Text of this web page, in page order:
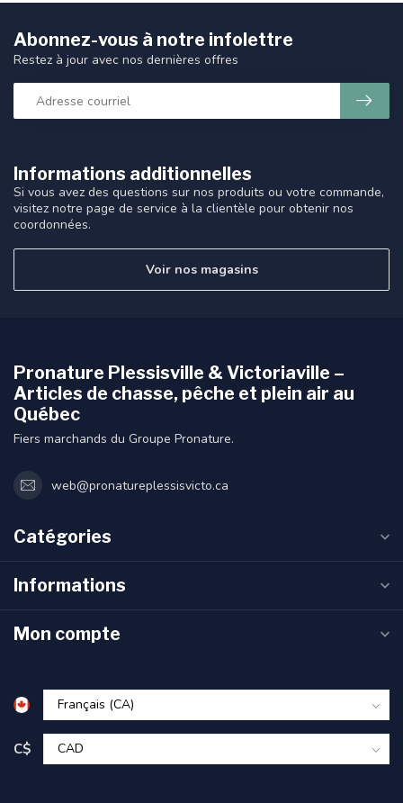
Informations additionnelles
Si vous avez des questions sur nos produits ou votre commande,
visitez notre page de service à la clientèle pour obtenir nos
coordonnées.
Voir nos magasins
Abonnez-vous à notre infolettre
Restez à jour avec nos dernières offres
Pronature Plessisville & Victoriaville –
Articles de chasse, pêche et plein air au
Québec
Fiers marchands du Groupe Pronature.
web@pronatureplessisvicto.ca
Catégories
Informations
Mon compte
C$